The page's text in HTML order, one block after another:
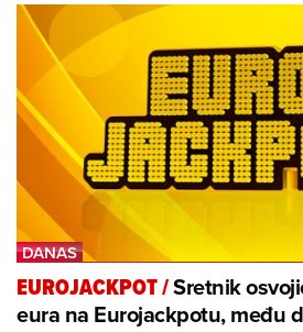
EUROJACKPOT/Sretnik
eura na Eurojackpotu, među